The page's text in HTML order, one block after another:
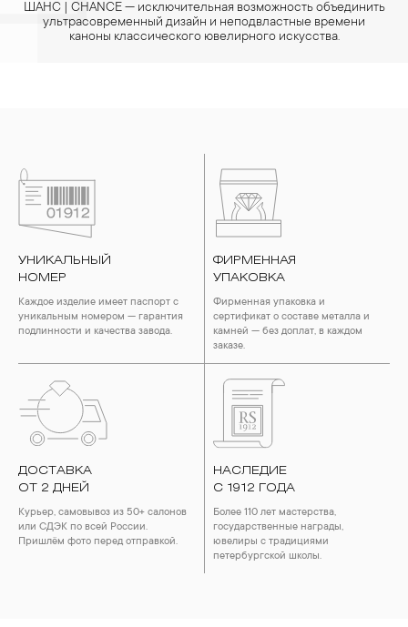
ШАНС | CHANCE — исключительная возможность объединить
ультрасовременный дизайн и неподвластные времени
каноны классического ювелирного искусства.
УНИКАЛЬНЫЙ
НОМЕР
Каждое изделие имеет паспорт с
уникальным номером — гарантия
подлинности и качества завода.
ФИРМЕННАЯ
УПАКОВКА
Фирменная упаковка и
сертификат о составе металла и
камней — без доплат, в каждом
заказе.
ДОСТАВКА
ОТ 2 ДНЕЙ
Курьер, самовывоз из 50+ салонов
или СДЭК по всей России.
Пришлём фото перед отправкой.
НАСЛЕДИЕ
С 1912 ГОДА
Более 110 лет мастерства,
государственные награды,
ювелиры с традициями
петербургской школы.